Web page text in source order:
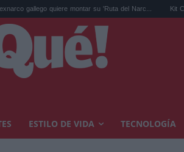
montar su 'Ruta del Narc... Kit Connor será
ESTILO DE VIDA TECNOLOGÍA